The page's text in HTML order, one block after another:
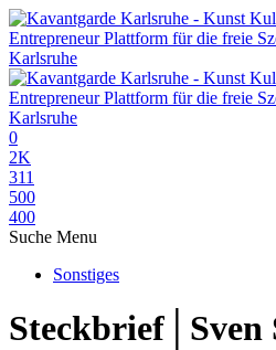
0
2K
311
500
400
Suche Menu
Sonstiges
Steckbrief│Sven